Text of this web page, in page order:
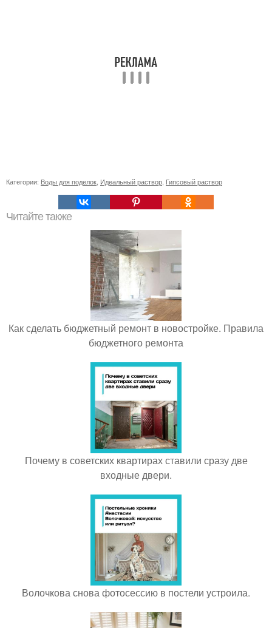
Категории: Воды для поделок Идеальный раствор Гипсовый раствор
Читайте также
Как сделать бюджетный ремонт в новостройке. Правила
бюджетного ремонта
Почему в советских квартирах ставили сразу две
входные двери.
Волочкова снова фотосессию в постели устроила.